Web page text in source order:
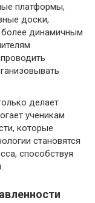
платформы,
доски,
более динамичным
делает
ученикам
которые
становятся
способствуя